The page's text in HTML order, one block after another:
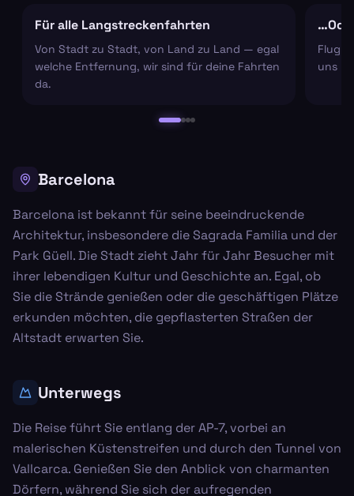
Für alle Langstreckenfahrten
Von Stadt zu Stadt, von Land zu Land — egal
welche Entfernung, wir sind für deine Fahrten
da.
uns
Barcelona
Barcelona ist bekannt für seine beeindruckende
Architektur, insbesondere die Sagrada Familia und der
Park Güell. Die Stadt zieht Jahr für Jahr Besucher mit
ihrer lebendigen Kultur und Geschichte an. Egal, ob
Sie die Strände genießen oder die geschäftigen Plätze
erkunden möchten, die gepflasterten Straßen der
Altstadt erwarten Sie.
Unterwegs
Die Reise führt Sie entlang der AP-7, vorbei an
malerischen Küstenstreifen und durch den Tunnel von
Vallcarca. Genießen Sie den Anblick von charmanten
Dörfern, während Sie sich der aufregenden